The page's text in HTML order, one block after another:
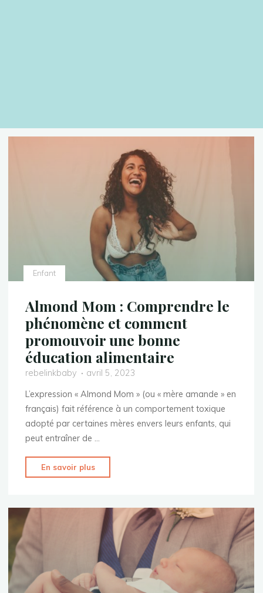
Enfant
Almond Mom : Comprendre le
phénomène et comment
promouvoir une bonne
éducation alimentaire
rebelinkbaby
avril 5, 2023
L’expression « Almond Mom » (ou « mère amande » en
français) fait référence à un comportement toxique
adopté par certaines mères envers leurs enfants, qui
peut entraîner de …
En savoir plus
Mom
Comprendre
le
phénomène
comment
promouvoir